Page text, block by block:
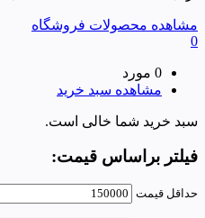
مشاهده محصولات فروشگاه
0
0 مورد
مشاهده سبد خرید
سبد خرید شما خالی است.
فیلتر براساس قیمت:
حداقل قیمت